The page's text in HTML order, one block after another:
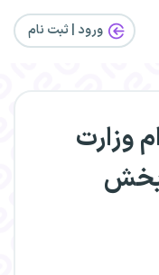
ورود | ثبت‌ نام
وزارت
سال 1404- بخش